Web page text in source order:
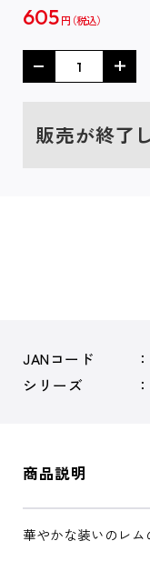
605 円
販売が終了
JANコード
シリーズ
商品説明
華やかな装いのレ